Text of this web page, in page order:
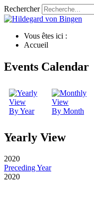
Rechercher
Vous êtes ici :
Accueil
Events Calendar
By Year By Month
Yearly View
2020
Preceding Year
2020